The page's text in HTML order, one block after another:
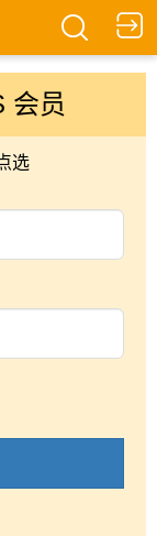
会员
选